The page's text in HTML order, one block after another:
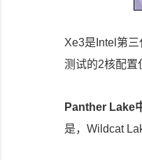
Xe3是Intel第
测试的2核配置
Panther Lake
是，Wildcat